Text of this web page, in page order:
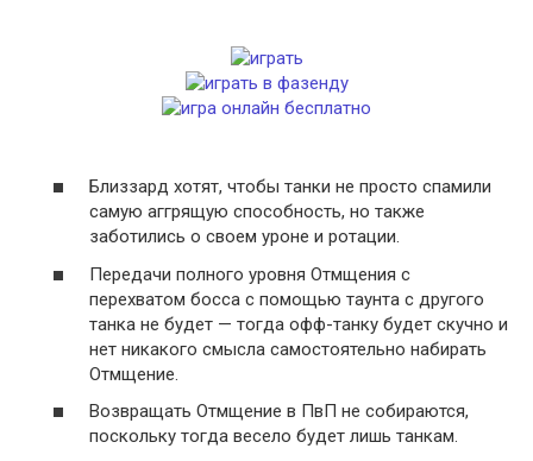
Близзард хотят, чтобы танки не просто спамили
самую аггрящую способность, но также
заботились о своем уроне и ротации.
Передачи полного уровня Отмщения с
перехватом босса с помощью таунта с другого
танка не будет — тогда офф-танку будет скучно и
нет никакого смысла самостоятельно набирать
Отмщение.
Возвращать Отмщение в ПвП не собираются,
поскольку тогда весело будет лишь танкам.